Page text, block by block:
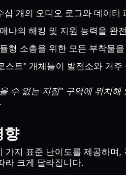
십 개의 오디오 로그와 데이
나의 해킹 및 지원 능력을 완
형 소총을 위한 모든 부착물
스트" 개체들이 발전소와 거
수 없는 지점" 구역에 위치
향
가지 표준 난이도를 제공하
라 크게 달라집니다.